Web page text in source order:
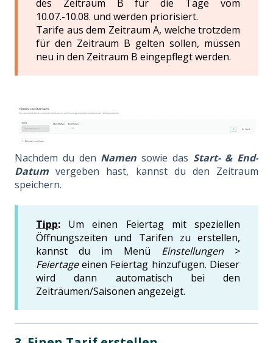
des Zeitraum B für die Tage vom
10.07.-10.08. und werden priorisiert.
Tarife aus dem Zeitraum A, welche trotzdem
für den Zeitraum B gelten sollen, müssen
neu in den Zeitraum B eingepflegt werden.
Nachdem du den Namen sowie das Start- & End-
Datum vergeben hast, kannst du den Zeitraum
speichern.
Tipp: Um einen Feiertag mit speziellen
Öffnungszeiten und Tarifen zu erstellen,
kannst du im Menü Einstellungen>
Feiertageeinen Feiertag hinzufügen. Dieser
wird dann automatisch bei den
Zeiträumen/Saisonen angezeigt.